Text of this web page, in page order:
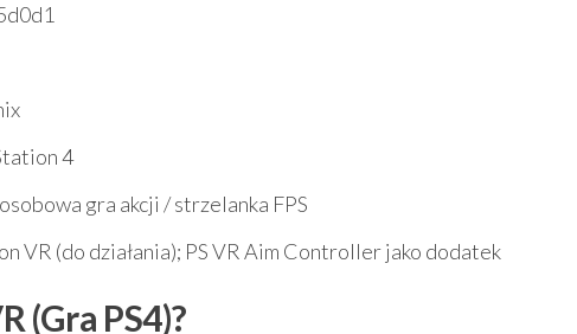
4
gra akcji / strzelanka FPS
VR (do działania); PS VR Aim Controller jako dodatek
(Gra PS4)?